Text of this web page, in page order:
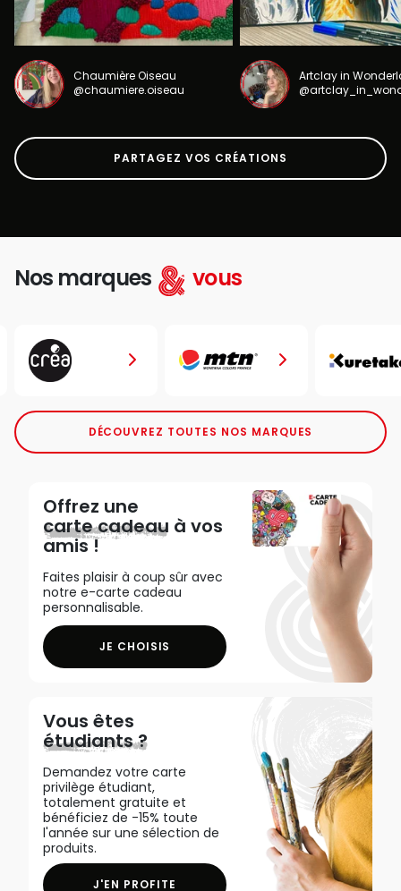
Chaumière Oiseau
@chaumiere.oiseau
Artclay in
PARTAGEZ VOS CRÉATIONS
Nos marques vous
DÉCOUVREZ TOUTES NOS MARQUES
Offrez une
carte cadeau à vos
amis !
Faites plaisir à coup sûr avec
notre e-carte cadeau
personnalisable.
JE CHOISIS
Vous êtes
étudiants ?
Demandez votre carte
privilège étudiant,
totalement gratuite et
bénéficiez de -15% toute
l'année sur une sélection de
produits.
J'EN PROFITE